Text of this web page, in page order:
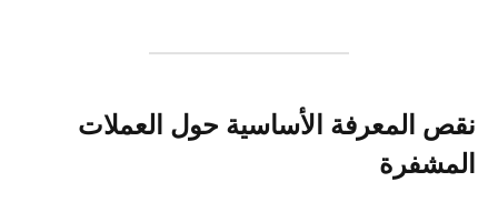
نقص المعرفة الأساسية حول العملات
المشفرة